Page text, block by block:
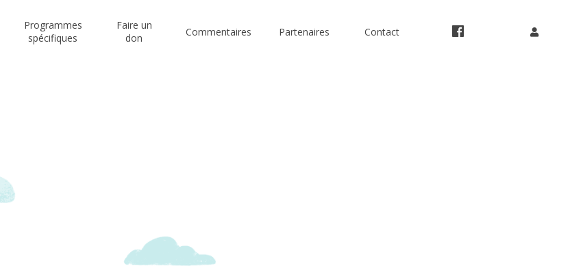
Programmes
spécifiques
Faire un
don
Commentaires Partenaires Contact